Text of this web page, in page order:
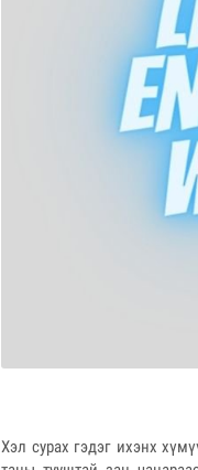
Хэл сурах гэдэг ихэнх